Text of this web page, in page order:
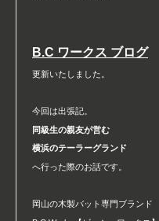
B.C ワークス ブログ
更新いたしました。
今回は出張記。
同級生の親友が営む
横浜のテーラーグランド
へ行った際のお話です。
岡山の木製バット専門ブランド